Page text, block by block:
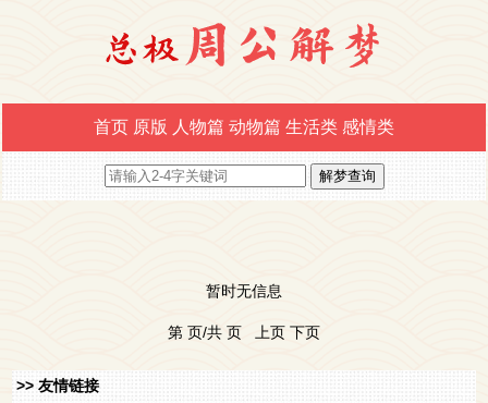
首页 原版 人物篇 动物篇 生活类 感情类
暂时无信息
第 页/共 页 上页 下页
>> 友情链接